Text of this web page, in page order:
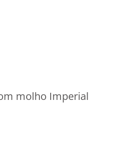
molho Imperial